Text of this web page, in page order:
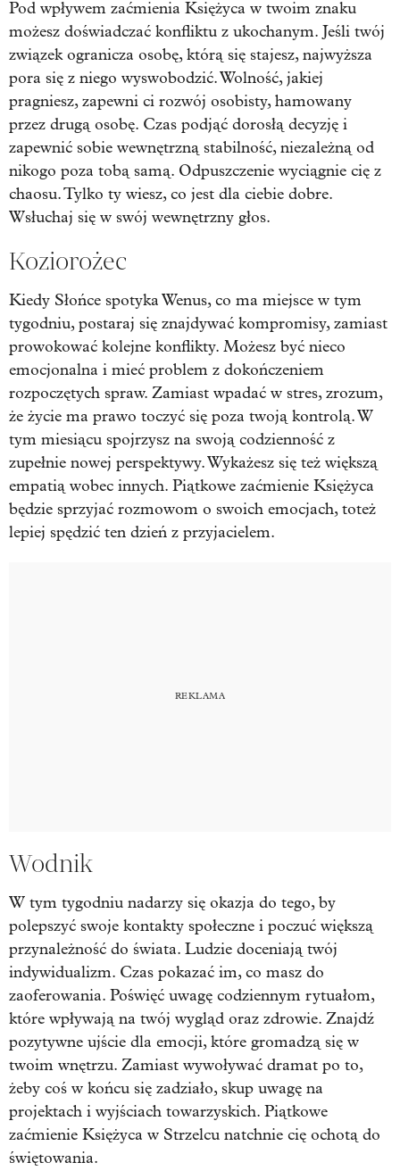
Pod wpływem zaćmienia Księżyca w twoim znaku
możesz doświadczać konfliktu z ukochanym. Jeśli twój
związek ogranicza osobę, którą się stajesz, najwyższa
pora się z niego wyswobodzić. Wolność, jakiej
pragniesz, zapewni ci rozwój osobisty, hamowany
przez drugą osobę. Czas podjąć dorosłą decyzję i
zapewnić sobie wewnętrzną stabilność, niezależną od
nikogo poza tobą samą. Odpuszczenie wyciągnie cię z
chaosu. Tylko ty wiesz, co jest dla ciebie dobre.
Wsłuchaj się w swój wewnętrzny głos.
Koziorożec
Kiedy Słońce spotyka Wenus, co ma miejsce w tym
tygodniu, postaraj się znajdywać kompromisy, zamiast
prowokować kolejne konflikty. Możesz być nieco
emocjonalna i mieć problem z dokończeniem
rozpoczętych spraw. Zamiast wpadać w stres, zrozum,
że życie ma prawo toczyć się poza twoją kontrolą. W
tym miesiącu spojrzysz na swoją codzienność z
zupełnie nowej perspektywy. Wykażesz się też większą
empatią wobec innych. Piątkowe zaćmienie Księżyca
będzie sprzyjać rozmowom o swoich emocjach, toteż
lepiej spędzić ten dzień z przyjacielem.
Wodnik
W tym tygodniu nadarzy się okazja do tego, by
polepszyć swoje kontakty społeczne i poczuć większą
przynależność do świata. Ludzie doceniają twój
indywidualizm. Czas pokazać im, co masz do
zaoferowania. Poświęć uwagę codziennym rytuałom,
które wpływają na twój wygląd oraz zdrowie. Znajdź
pozytywne ujście dla emocji, które gromadzą się w
twoim wnętrzu. Zamiast wywoływać dramat po to,
żeby coś w końcu się zadziało, skup uwagę na
projektach i wyjściach towarzyskich. Piątkowe
zaćmienie Księżyca w Strzelcu natchnie cię ochotą do
świętowania.